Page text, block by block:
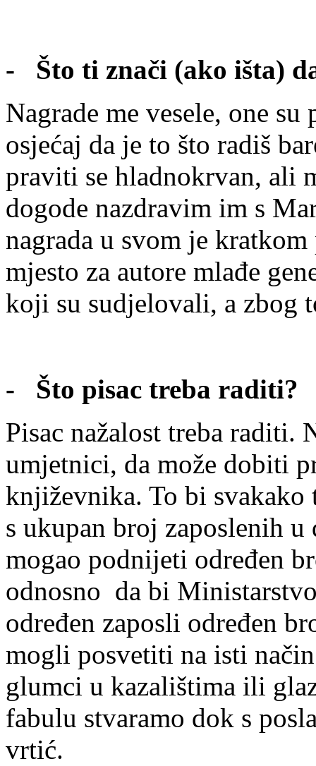
- Što ti znači (ako išta)
Nagrade me vesele, one
osjećaj da je to što radiš
praviti se hladnokrvan, ali
dogode nazdravim im s
nagrada u svom je
mjesto za autore mlađe
koji su sudjelovali, a zbog
- Što pisac treba raditi?
Pisac nažalost treba raditi.
umjetnici, da može dobiti
književnika. To bi
s ukupan broj zaposlenih
mogao podnijeti određen
odnosno da bi
određen zaposli određen
mogli posvetiti na isti
glumci u kazalištima ili
fabulu stvaramo dok s
vrtić.